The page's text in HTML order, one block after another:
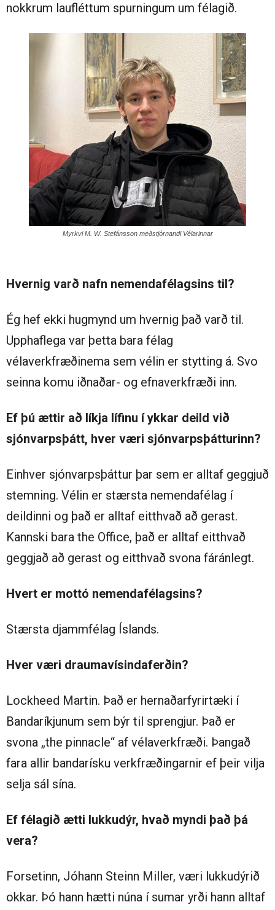
nokkrum laufléttum spurningum um félagið.
Myrkvi M. W. Stefánsson meðstjórnandi Vélarinnar
Hvernig varð nafn nemendafélagsins til?
Ég hef ekki hugmynd um hvernig það varð til.
Upphaflega var þetta bara félag
vélaverkfræðinema sem vélin er stytting á. Svo
seinna komu iðnaðar- og efnaverkfræði inn.
Ef þú ættir að líkja lífinu í ykkar deild við
sjónvarpsþátt, hver væri sjónvarpsþátturinn?
Einhver sjónvarpsþáttur þar sem er alltaf geggjuð
stemning. Vélin er stærsta nemendafélag í
deildinni og það er alltaf eitthvað að gerast.
Kannski bara the Office, það er alltaf eitthvað
geggjað að gerast og eitthvað svona fáránlegt.
Hvert er mottó nemendafélagsins?
Stærsta djammfélag Íslands.
Hver væri draumavísindaferðin?
Lockheed Martin. Það er hernaðarfyrirtæki í
Bandaríkjunum sem býr til sprengjur. Það er
svona „the pinnacle“ af vélaverkfræði. Þangað
fara allir bandarísku verkfræðingarnir ef þeir vilja
selja sál sína.
Ef félagið ætti lukkudýr, hvað myndi það þá
vera?
Forsetinn, Jóhann Steinn Miller, væri lukkudýrið
okkar. Þó hann hætti núna í sumar yrði hann alltaf